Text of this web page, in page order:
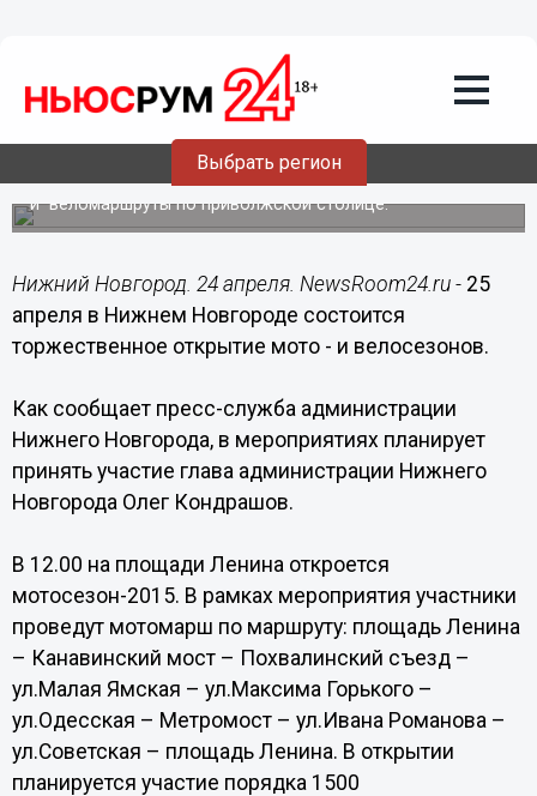
Выбрать регион
24.04.201518:40
Мото - и велосезоны открываются в
Нижнем Новгороде 25 апреля
На последнюю субботу апреля запланированы мото-
и веломаршруты по приволжской столице.
Нижний Новгород. 24 апреля. NewsRoom24.ru - 25
апреля в Нижнем Новгороде состоится
торжественное открытие мото - и велосезонов.
Как сообщает пресс-служба администрации
Нижнего Новгорода, в мероприятиях планирует
принять участие глава администрации Нижнего
Новгорода Олег Кондрашов.
В 12.00 на площади Ленина откроется
мотосезон-2015. В рамках мероприятия участники
проведут мотомарш по маршруту: площадь Ленина
– Канавинский мост – Похвалинский съезд –
ул.Малая Ямская – ул.Максима Горького –
ул.Одесская – Метромост – ул.Ивана Романова –
ул.Советская – площадь Ленина. В открытии
планируется участие порядка 1500